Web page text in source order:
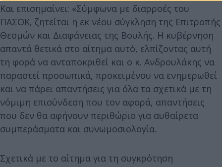
Και επισημαίνει: «Σύμφωνα με διαρροές του
ΠΑΣΟΚ, ζητείται η εκ νέου σύγκληση της Επιτροπής
Θεσμών και Διαφάνειας της Βουλής. Η κυβέρνηση
απαντά θετικά στο αίτημα αυτό, ελπίζοντας αυτή
τη φορά να ανταποκριθεί και ο κ. Ανδρουλάκης να
παραστεί προσωπικά, προκειμένου να ενημερωθεί
και να πάρει απαντήσεις για όλα τα σχετικά με τη
νόμιμη επισύνδεση που τον αφορά, απαντήσεις
που δεν θα αφήνουν περιθώριο για αυθαίρετα
συμπεράσματα και συνωμοσιολογία.
Σχετικά με το αίτημα για τη συγκρότηση